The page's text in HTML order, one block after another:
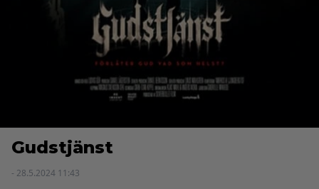
Gudstjänst
- 28.5.2024 11:43